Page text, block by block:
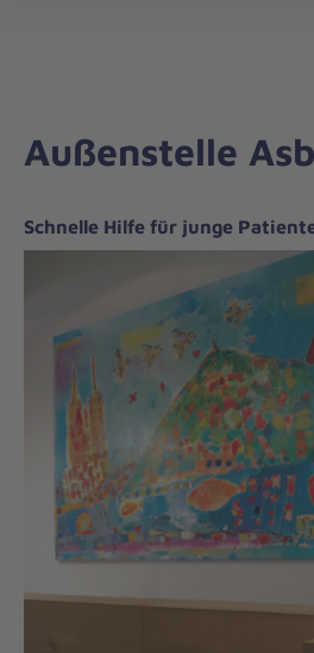
Außenstelle
Schnelle Hilfe für junge